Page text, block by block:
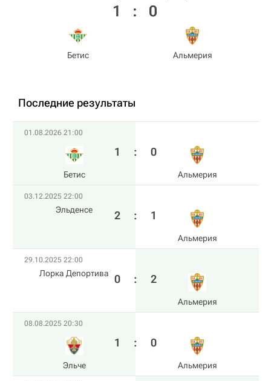
Бетис
1 : 0
Альмерия
Последние результаты
01.08.2026 21:00
Бетис
1 : 0
Альмерия
03.12.2025 22:00
Эльденсе 2 : 1
Альмерия
29.10.2025 22:00
Лорка Депортива 0 : 2
Альмерия
08.08.2025 20:30
Эльче
1 : 0
Альмерия